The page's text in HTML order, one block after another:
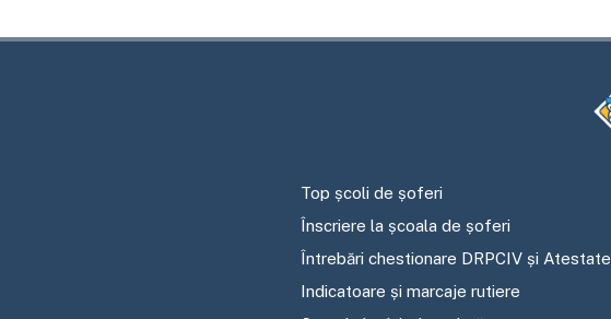
Top școli de șoferi
Înscriere la școala de șoferi
Întrebări chestionare DRPCIV și Atestate
Indicatoare și marcaje rutiere